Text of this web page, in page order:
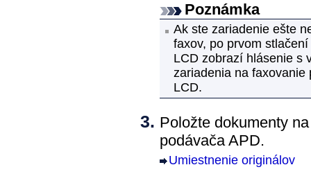
Poznámka
Ak ste zariadenie ešte
faxov, po prvom
LCD zobrazí hlásenie s
zariadenia na
LCD.
Položte dokumenty
podávačaAPD.
Umiestnenie originálov